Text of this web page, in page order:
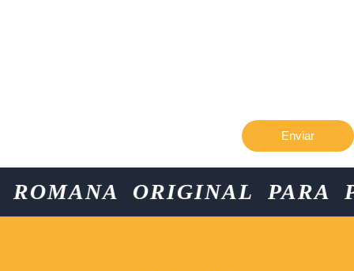
Enviar
ORIGINAL PARA